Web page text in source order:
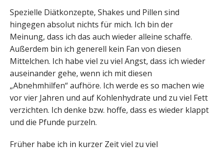
Spezielle Diätkonzepte, Shakes und Pillen sind
hingegen absolut nichts für mich. Ich bin der
Meinung, dass ich das auch wieder alleine schaffe.
Außerdem bin ich generell kein Fan von diesen
Mittelchen. Ich habe viel zu viel Angst, dass ich wieder
auseinander gehe, wenn ich mit diesen
„Abnehmhilfen“ aufhöre. Ich werde es so machen wie
vor vier Jahren und auf Kohlenhydrate und zu viel Fett
verzichten. Ich denke bzw. hoffe, dass es wieder klappt
und die Pfunde purzeln.
Früher habe ich in kurzer Zeit viel zu viel